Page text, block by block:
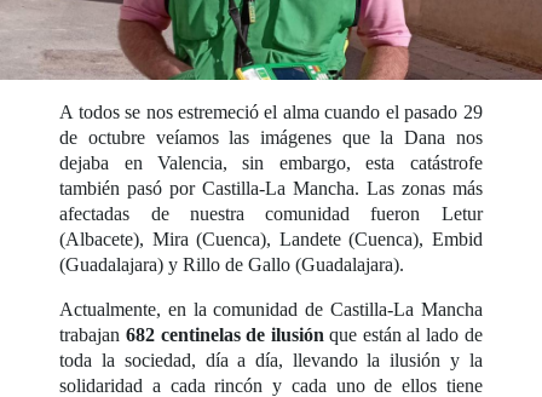
A todos se nos estremeció el alma cuando el pasado 29
de octubre veíamos las imágenes que la Dana nos
dejaba en Valencia, sin embargo, esta catástrofe
también pasó por Castilla-La Mancha. Las zonas más
afectadas de nuestra comunidad fueron Letur
(Albacete), Mira (Cuenca), Landete (Cuenca), Embid
(Guadalajara) y Rillo de Gallo (Guadalajara).
Actualmente, en la comunidad de Castilla-La Mancha
trabajan 682 centinelas de ilusión que están al lado de
toda la sociedad, día a día, llevando la ilusión y la
solidaridad a cada rincón y cada uno de ellos tiene